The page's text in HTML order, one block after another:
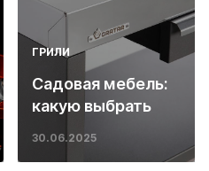
ГРИЛИ
Садовая мебель:
какую выбрать
30.06.2025